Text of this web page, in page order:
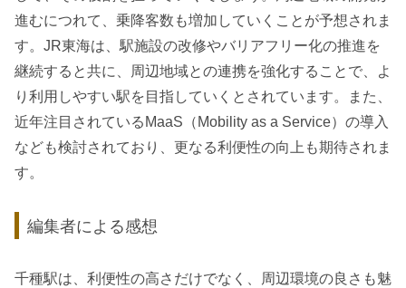
進むにつれて、乗降客数も増加していくことが予想されま
す。JR東海は、駅施設の改修やバリアフリー化の推進を
継続すると共に、周辺地域との連携を強化することで、よ
り利用しやすい駅を目指していくとされています。また、
近年注目されているMaaS（Mobility as a Service）の導入
なども検討されており、更なる利便性の向上も期待されま
す。
編集者による感想
千種駅は、利便性の高さだけでなく、周辺環境の良さも魅